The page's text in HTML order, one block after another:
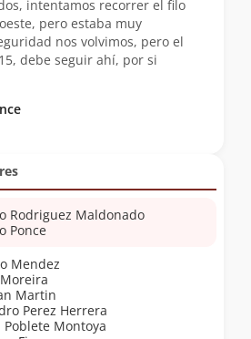
Rodriguez Maldonado
Ponce
Mendez
Martin
Perez Herrera
Michel Poblete Montoya
intentamos recorrer el filo
pero estaba muy
nos volvimos, pero el
debe seguir ahí, por si